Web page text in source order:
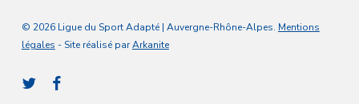
© 2026 Ligue du Sport Adapté | Auvergne-Rhône-Alpes. Mentions
légales - Site réalisé parArkanite
twitter facebook